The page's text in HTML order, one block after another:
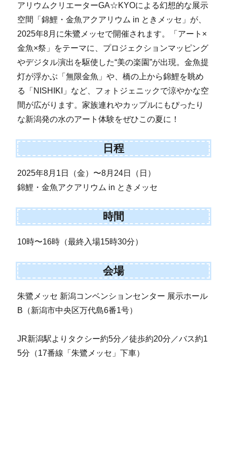
アリウムクリエーターGA☆KYOによる幻想的な展示
空間「錦鯉・金魚アクアリウム in ときメッセ」が、
2025年8月に朱鷺メッセで開催されます。「アート×
金魚×祭」をテーマに、プロジェクションマッピング
やデジタル演出を駆使した“美の楽園”が出現。金魚提
灯が浮かぶ「無限金魚」や、橋の上から錦鯉を眺め
る「NISHIKI」など、フォトジェニックで涼やかな空
間が広がります。家族連れやカップルにもぴったり
な新潟発の水のアート体験をぜひこの夏に！
日程
2025年8月1日（金）〜8月24日（日）
錦鯉・金魚アクアリウム in ときメッセ
時間
10時〜16時（最終入場15時30分）
会場
朱鷺メッセ 新潟コンベンションセンター 展示ホール
B（新潟市中央区万代島6番1号）
JR新潟駅よりタクシー約5分／徒歩約20分／バス約1
5分（17番線「朱鷺メッセ」下車）